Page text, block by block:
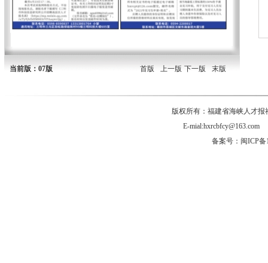
当前版：07版 首版 上一版 下一版 末版
版权所有：福建省海峡人才
E-
备案号：闽ICP备